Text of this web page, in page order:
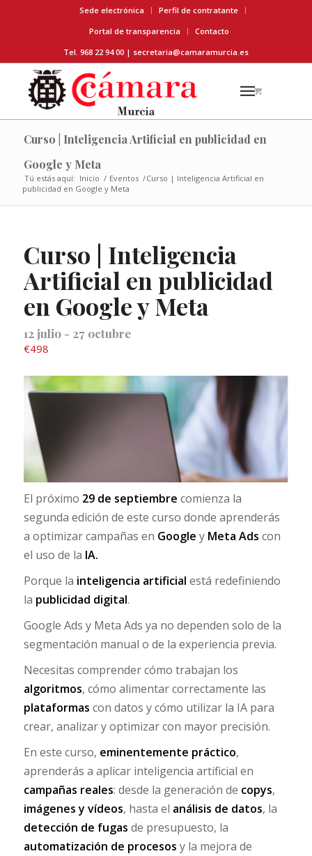
Sede electrónica
Perfil de contratante
Portal de transparencia
Contacto
Tel. 968 22 94 00 | secretaria@camaramurcia.es
Curso | Inteligencia Artificial en publicidad en
Google y Meta
Tú estás aquí: Inicio / Eventos /Curso | Inteligencia Artificial en
publicidad en Google y Meta
Curso | Inteligencia
Artificial en publicidad
en Google y Meta
12 julio- 27 octubre
€498
El próximo 29 de septiembre comienza la
segunda edición de este curso donde aprenderás
a optimizar campañas en Google y Meta Ads con
el uso de la IA.
Porque la inteligencia artificial está redefiniendo
la publicidad digital.
Google Ads y Meta Ads ya no dependen solo de la
segmentación manual o de la experiencia previa.
Necesitas comprender cómo trabajan los
algoritmos, cómo alimentar correctamente las
plataformas con datos y cómo utilizar la IA para
crear, analizar y optimizar con mayor precisión.
En este curso, eminentemente práctico,
aprenderás a aplicar inteligencia artificial en
campañas reales: desde la generación de copys,
imágenes y vídeos, hasta el análisis de datos, la
detección de fugas de presupuesto, la
automatización de procesos y la mejora de